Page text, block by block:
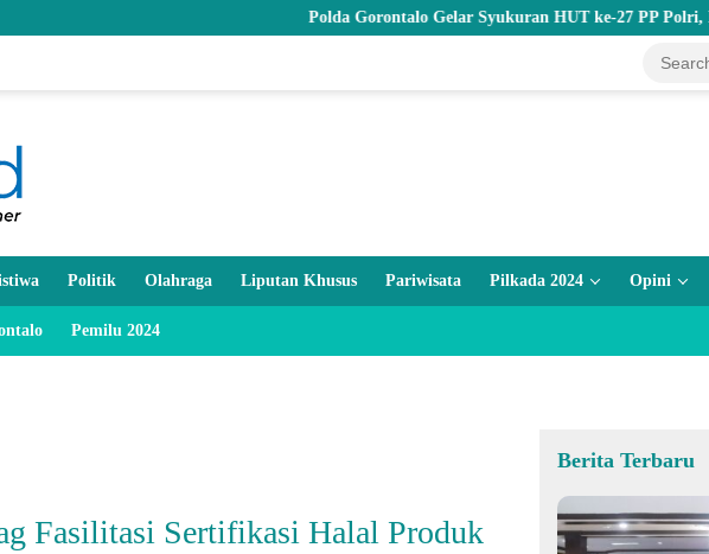
Polda Gorontalo Gelar Syukuran HUT ke-27 PP Polri, Hormati
Politik Olahraga Liputan Khusus Pariwisata Pilkada 2024 Opini
Pemilu 2024
Fasilitasi Sertifikasi Halal Produk
Berita Terbaru